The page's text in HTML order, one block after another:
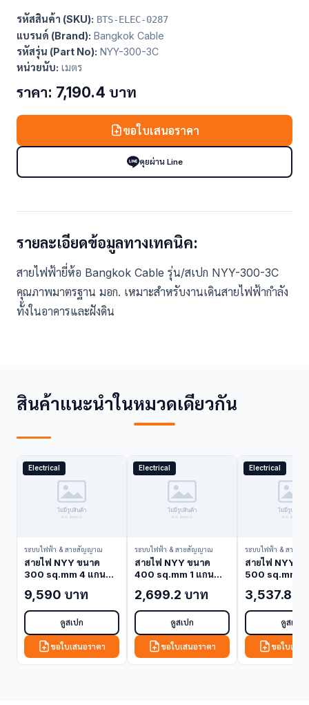
รหัสสินค้า (SKU): BTS-ELEC-0287
แบรนด์ (Brand): Bangkok Cable
รหัสรุ่น (Part No): NYY-300-3C
หน่วยนับ: เมตร
ราคา: 7,190.4 บาท
ขอใบเสนอราคา
คุยผ่าน Line
รายละเอียดข้อมูลทางเทคนิค:
สายไฟฟ้ายี่ห้อ Bangkok Cable รุ่น/สเปก NYY-300-3C
คุณภาพมาตรฐาน มอก. เหมาะสำหรับงานเดินสายไฟฟ้ากำลัง
ทั้งในอาคารและฝังดิน
สินค้าแนะนำในหมวดเดียวกัน
Electrical
ระบบไฟฟ้า & สายสัญญาณ
สายไฟ NYY ขนาด
300 sq.mm 4 แกน
NYY-300-4C (NYY
Cable)
9,590 บาท
ดูสเปก
ขอใบเสนอราคา
Electrical
ระบบไฟฟ้า & สายสัญญาณ
สายไฟ NYY ขนาด
400 sq.mm 1 แกน
NYY-400-1C (NYY
Cable)
2,699.2 บาท
ดูสเปก
ขอใบเสนอราคา
Electrical
ระบบไฟฟ้า & สายสั
สายไฟ NYY ข
500 sq.mm 1
NYY-500-1C
Cable)
3,537.8 บ
ดูสเปก
ขอใบเสน